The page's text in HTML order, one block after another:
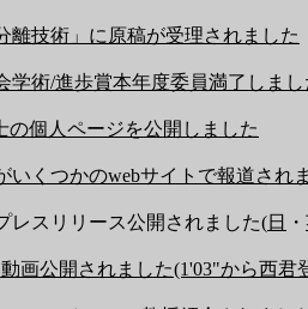
離技術」に原稿が受理されました
学術/進歩賞本年度委員満了しまし
の個人ページを公開しました
いくつかのwebサイトで報道され
レスリリース公開されました(日 ・
画公開されました(1'03"から西君